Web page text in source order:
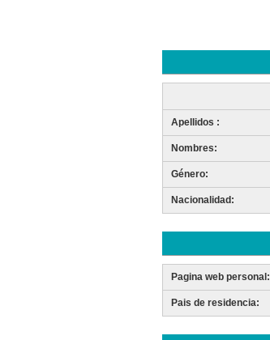
Apellidos :
Nombres:
Género:
Nacionalidad:
Pagina web personal:
Pais de residencia: